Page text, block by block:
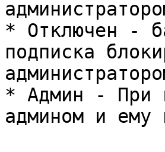
* Отключен -
подписка
* Админ - При